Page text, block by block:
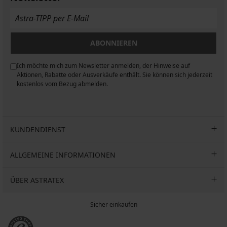
20,99
ABONNIEREN
Ich möchte mich zum Newsletter anmelden, der Hinweise auf
Aktionen, Rabatte oder Ausverkäufe enthält. Sie können sich jederzeit
kostenlos vom Bezug abmelden.
KUNDENDIENST
ALLGEMEINE INFORMATIONEN
ÜBER ASTRATEX
Sicher einkaufen